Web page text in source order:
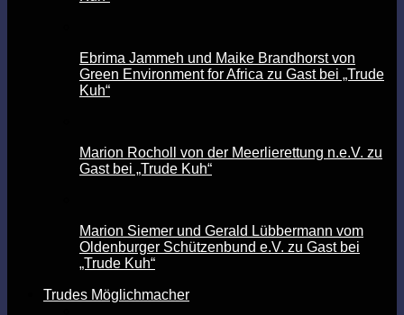
Ebrima Jammeh und Maike Brandhorst von
Green Environment for Africa zu Gast bei „Trude
Kuh“
Marion Rocholl von der Meerlierettung n.e.V. zu
Gast bei „Trude Kuh“
Marion Siemer und Gerald Lübbermann vom
Oldenburger Schützenbund e.V. zu Gast bei
„Trude Kuh“
Trudes Möglichmacher